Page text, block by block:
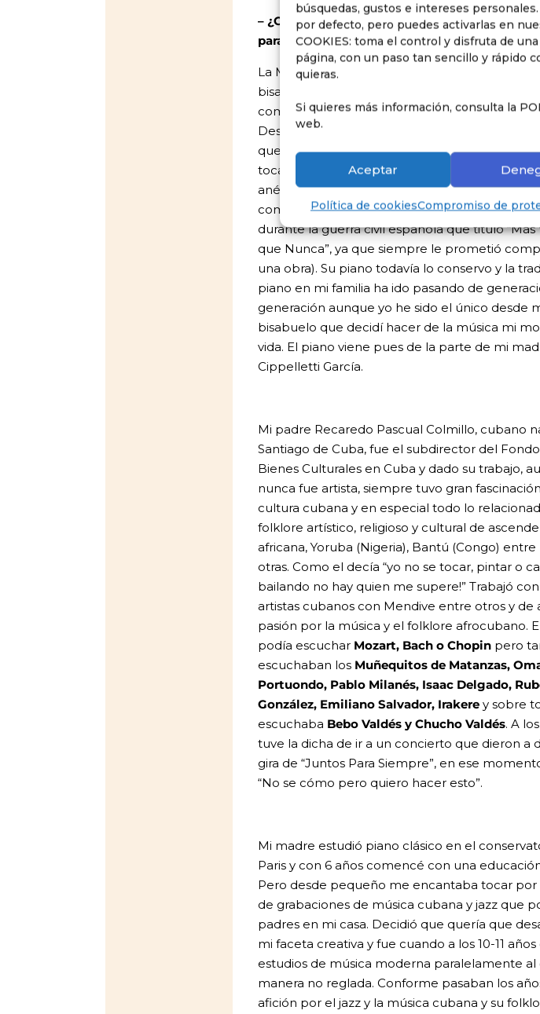
búsquedas, gustos e intereses
por defecto, pero puedes activarlas en
COOKIES: toma el control y disfruta de
página, con un paso tan sencillo y rápido
quieras.
Si quieres más información, consulta la
web.
Aceptar
Política de cookiesCompromiso de
– ¿Cuándo comenzó tu pasión por la música ?
para tí la música ?
La Música en mi familia siempre ha estado
bisabuelo por parte materna
compositor y catedrático en el Conservatorio
Desde pequeño mi abuela me contaba historias
que además de ser un gran compositor y
tocaba en el Cine y el Casino de Teruel. (Cómo
anécdota, hice una adaptación a jazz de un
compuso a mi bisabuela en una celda en
durante la guerra civil española que tituló “Más
que Nunca”, ya que siempre le prometió
una obra). Su piano todavía lo conservo y la
piano en mi familia ha ido pasando de
generación aunque yo he sido el único desde
bisabuelo que decidí hacer de la música mi
vida. El piano viene pues de la parte de mi
Cippelletti García.
Mi padre Recaredo Pascual Colmillo, cubano
Santiago de Cuba, fue el subdirector del
Bienes Culturales en Cuba y dado su trabajo,
nunca fue artista, siempre tuvo gran
cultura cubana y en especial todo lo
folklore artístico, religioso y cultural de
africana, Yoruba (Nigeria), Bantú (Congo)
otras. Como el decía “yo no se tocar, pintar o
bailando no hay quien me supere!” Trabajó
artistas cubanos con Mendive entre otros y de
pasión por la música y el folklore afrocubano.
podía escuchar Mozart, Bach o Chopin pero
escuchaban los Muñequitos de Matanzas,
Portuondo, Pablo Milanés, Isaac Delgado,
González, Emiliano Salvador, Irakere y sobre
escuchaba Bebo Valdés y Chucho Valdés. A
tuve la dicha de ir a un concierto que dieron a
gira de “Juntos Para Siempre”, en ese
“No se cómo pero quiero hacer esto”.
Mi madre estudió piano clásico en el
Paris y con 6 años comencé con una
Pero desde pequeño me encantaba tocar por
de grabaciones de música cubana y jazz que
padres en mi casa. Decidió que quería que
mi faceta creativa y fue cuando a los 10-11
estudios de música moderna paralelamente al
manera no reglada. Conforme pasaban los
afición por el jazz y la música cubana y su